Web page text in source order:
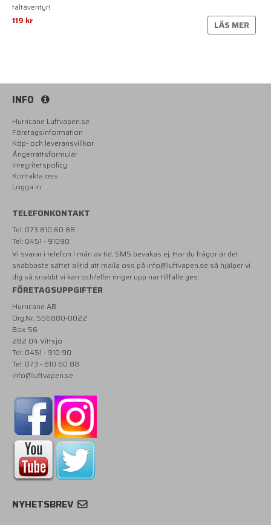
tältäventyr!
119 kr
LÄS MER
INFO
Hurricane Luftvapen.se
Företagsinformation
Köp- och leveransvillkor
Ångerrättsformulär
Integritetspolicy
Kontakta oss
Logga in
TELEFONKONTAKT
Tel: 073 810 60 88
Tel: 0451 - 91090
Vi svarar i telefon i mån av tid. SMS bevakas ej. Har du frågor är det
snabbaste sättet alltid att maila oss på info@luftvapen.se så hjälper vi
dig så snabbt vi kan och/eller ringer upp när tillfälle ges.
FÖRETAGSUPPGIFTER
Hurricane AB
Org.Nr. 556880-0022
Box 56
282 04 Vittsjö
Tel: 0451 - 910 90
Tel: 073 - 810 60 88
info@luftvapen.se
NYHETSBREV